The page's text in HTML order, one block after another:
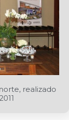
realizado